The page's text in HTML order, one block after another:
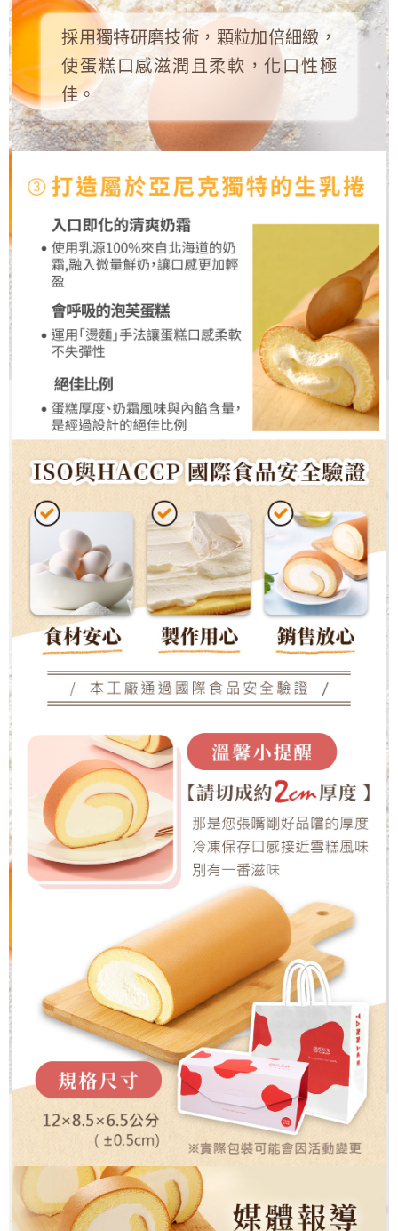
採用獨特研磨技術，顆粒加倍細緻，
使蛋糕口感滋潤且柔軟，化口性極
佳。